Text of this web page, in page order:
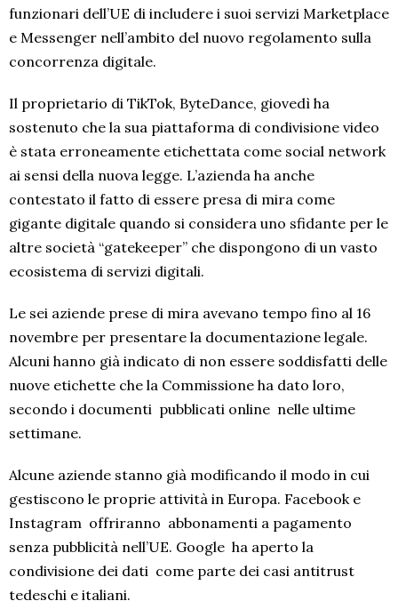
funzionari dell’UE di includere i suoi servizi Marketplace
e Messenger nell’ambito del nuovo regolamento sulla
concorrenza digitale.
Il proprietario di TikTok, ByteDance, giovedì ha
sostenuto che la sua piattaforma di condivisione video
è stata erroneamente etichettata come social network
ai sensi della nuova legge. L’azienda ha anche
contestato il fatto di essere presa di mira come
gigante digitale quando si considera uno sfidante per le
altre società “gatekeeper” che dispongono di un vasto
ecosistema di servizi digitali.
Le sei aziende prese di mira avevano tempo fino al 16
novembre per presentare la documentazione legale.
Alcuni hanno già indicato di non essere soddisfatti delle
nuove etichette che la Commissione ha dato loro,
secondo i documenti pubblicati online nelle ultime
settimane.
Alcune aziende stanno già modificando il modo in cui
gestiscono le proprie attività in Europa. Facebook e
Instagram offriranno abbonamenti a pagamento
senza pubblicità nell’UE. Google ha aperto la
condivisione dei dati come parte dei casi antitrust
tedeschi e italiani.